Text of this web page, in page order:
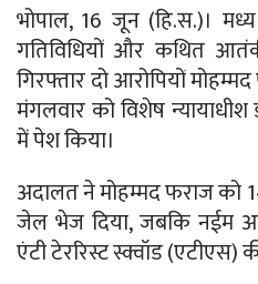
भोपाल, 16 जून (हि.स.)।
गतिविधियों और कथित
गिरफ्तार दो आरोपियों
मंगलवार को विशेष
में पेश किया।
अदालत ने मोहम्मद फराज को
जेल भेज दिया, जबकि नईम
एंटी टेररिस्ट स्क्वॉड (एटीएस)